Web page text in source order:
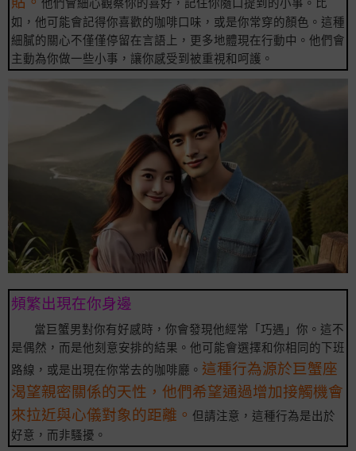
如，他可能會記得你喜歡的咖啡口味，或是你常穿的顏色。這種
細膩的關心不僅僅停留在言語上，更多地體現在行動中。他們會
主動為你做一些小事，讓你感受到被重視和呵護。
頻繁出現在你身邊
當巨蟹男對你有好感時，你會發現他經常「巧遇」你。這不
是偶然，而是他刻意安排的結果。他可能會選擇和你相同的下班
路線，或是出現在你常去的咖啡廳。 這種行為源於巨蟹座
渴望親密關係的天性，他們希望通過增加接觸機會
來拉近與心儀對象的距離。 但請注意，這種行為是出於
好意，而非騷擾。